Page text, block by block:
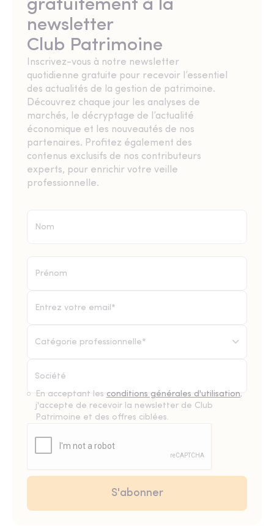
gratuitement à la
newsletter
Club Patrimoine
Inscrivez-vous à notre newsletter
quotidienne gratuite pour recevoir l’essentiel
des actualités de la gestion de patrimoine.
Découvrez chaque jour les analyses de
marchés, le décryptage de l’actualité
économique et les nouveautés de nos
partenaires. Profitez également des
contenus exclusifs de nos contributeurs
experts, pour enrichir votre veille
professionnelle.
Catégorie professionnelle*
En acceptant les conditions générales d'utilisation,
j'accepte de recevoir la newsletter de Club
Patrimoine et des offres ciblées.